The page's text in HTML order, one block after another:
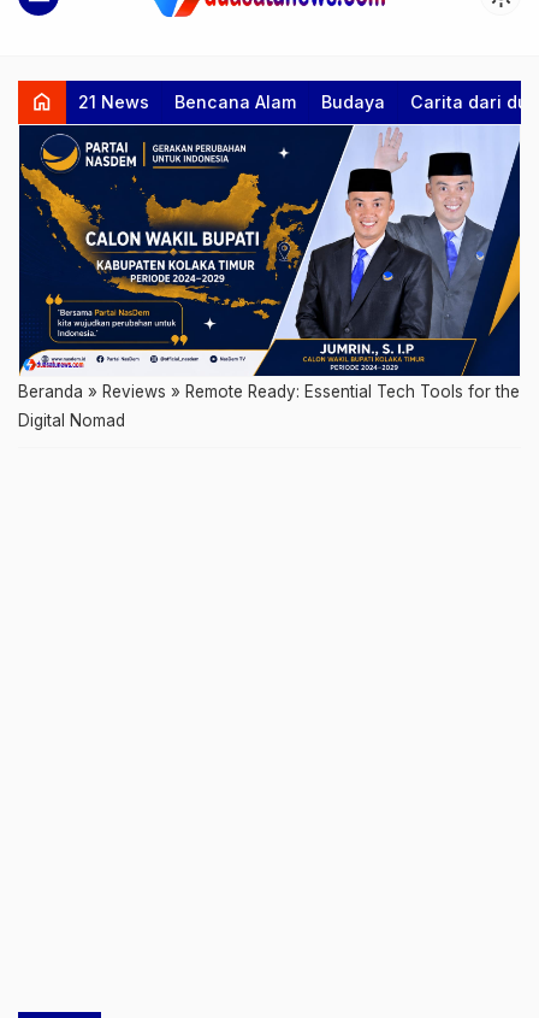
home 21 News Bencana Alam Budaya Carita dari
Beranda » Reviews » Remote Ready: Essential Tech Tools for the
Digital Nomad